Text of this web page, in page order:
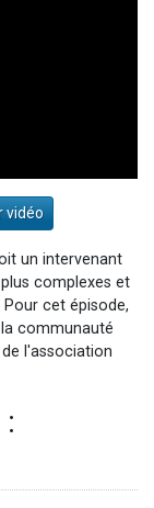
vidéo
un intervenant
complexes et
Pour cet épisode,
communauté
l'association